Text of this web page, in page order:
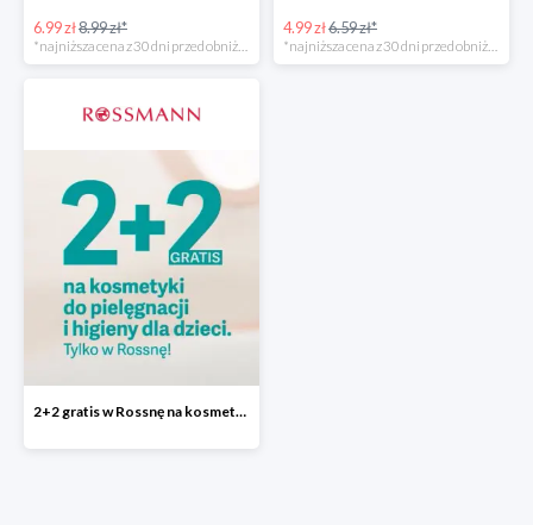
6.99 zł8.99 zł* 4.99 zł6.59 zł*
2+2 gratis w Rossnę na kosmetyki do pielęgnacji i higieny dla dzieci